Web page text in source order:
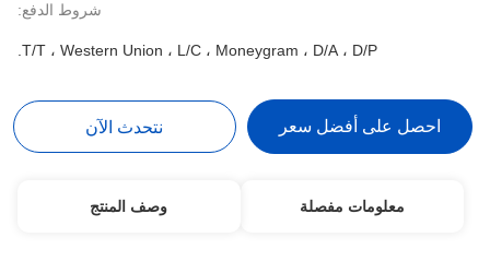
شروط الدفع:
T/T ، Western Union ، L/C ، Moneygram ، D/A ، D/P.
احصل على أفضل سعر نتحدث الآن
معلومات مفصلة وصف المنتج